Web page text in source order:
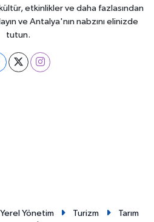
etkinlikler ve daha fazlasından
ve Antalya'nın nabzını elinizde
tutun.
Yerel Yönetim Turizm
Tarım